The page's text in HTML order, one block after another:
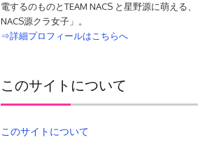
電するのものとTEAM NACS と星野源に萌える
NACS源クラ女子」。
⇒詳細プロフィールはこちらへ
このサイトについて
このサイトについて